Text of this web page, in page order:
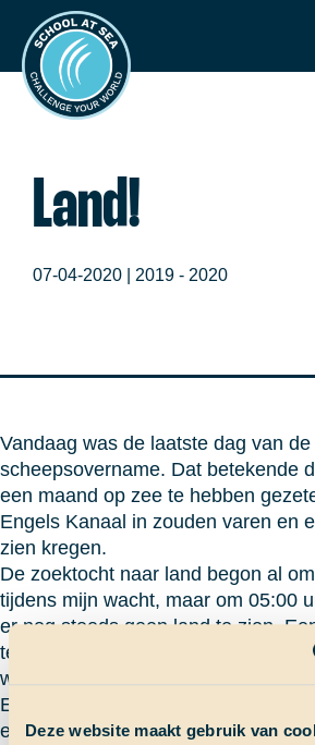
Deze website maakt gebruik van
naar
inhoud
School
at
Sea
Land!
07-04-2020 | 2019 - 2020
Vandaag was de laatste dag van
scheepsovername. Dat betekende
een maand op zee te hebben
Engels Kanaal in zouden varen en
zien kregen.
De zoektocht naar land begon al
tijdens mijn wacht, maar om 05:00
er nog steeds geen land te zien.
teleurgesteld gingen we maar weer
wacht overdag zagen we dat we
Engels eiland voor de kust van
en dat we dan dus waarschijnlijk